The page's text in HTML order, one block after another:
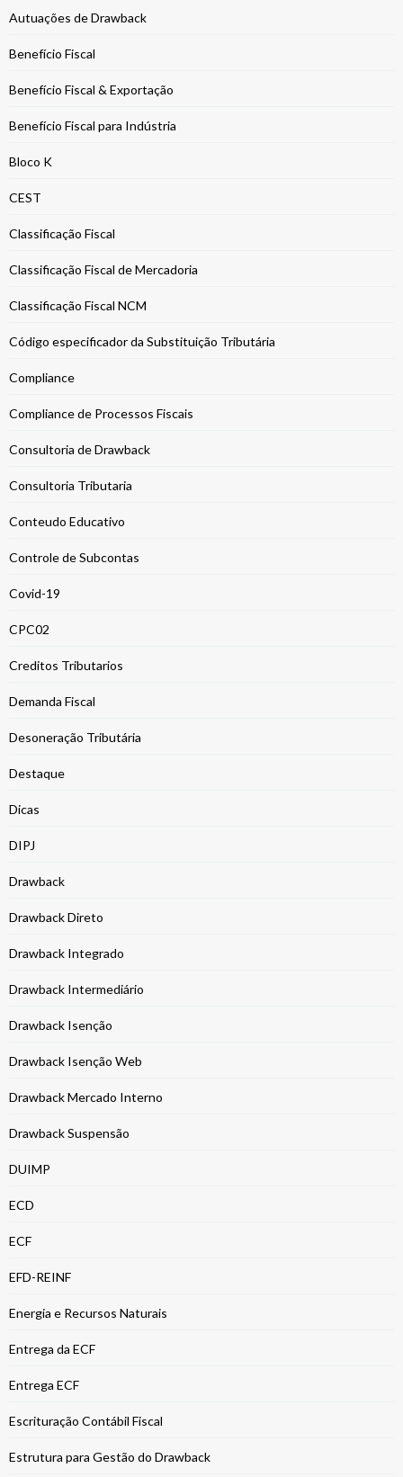
Autuações de Drawback
Benefício Fiscal
Benefício Fiscal & Exportação
Benefício Fiscal para Indústria
Bloco K
CEST
Classificação Fiscal
Classificação Fiscal de Mercadoria
Classificação Fiscal NCM
Código especificador da Substituição Tributária
Compliance
Compliance de Processos Fiscais
Consultoria de Drawback
Consultoria Tributaria
Conteudo Educativo
Controle de Subcontas
Covid-19
CPC02
Creditos Tributarios
Demanda Fiscal
Desoneração Tributária
Destaque
Dicas
DIPJ
Drawback
Drawback Direto
Drawback Integrado
Drawback Intermediário
Drawback Isenção
Drawback Isenção Web
Drawback Mercado Interno
Drawback Suspensão
DUIMP
ECD
ECF
EFD-REINF
Energia e Recursos Naturais
Entrega da ECF
Entrega ECF
Escrituração Contábil Fiscal
Estrutura para Gestão do Drawback